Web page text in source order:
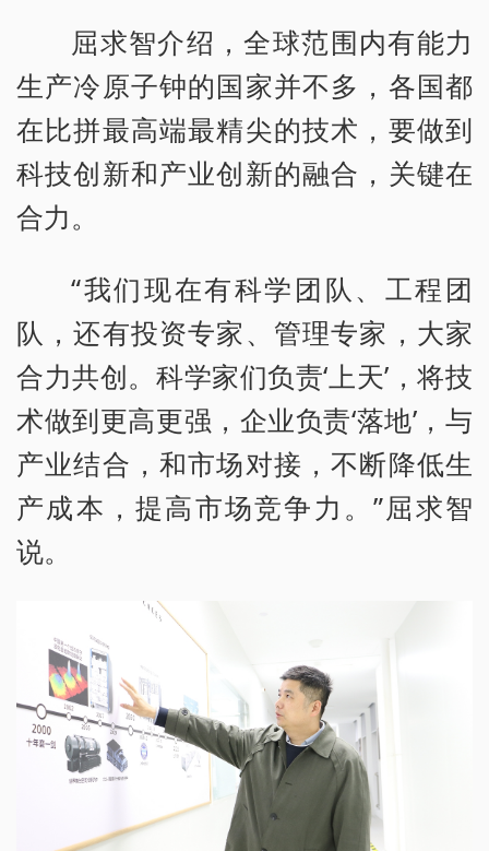
屈求智介绍，全球范围内有能力
生产冷原子钟的国家并不多，各国都
在比拼最高端最精尖的技术，要做到
科技创新和产业创新的融合，关键在
合力。
“我们现在有科学团队、工程团
队，还有投资专家、管理专家，大家
合力共创。科学家们负责‘上天’，将技
术做到更高更强，企业负责‘落地’，与
产业结合，和市场对接，不断降低生
产成本，提高市场竞争力。”屈求智
说。